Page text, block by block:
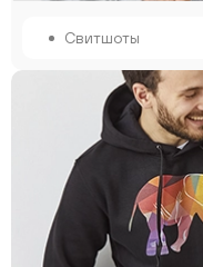
Свитшоты